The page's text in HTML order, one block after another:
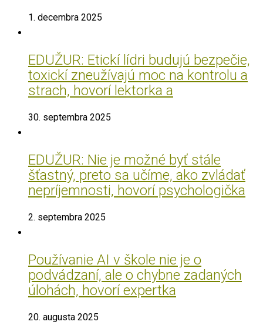
1. decembra 2025
EDUŽUR: Etickí lídri budujú bezpečie,
toxickí zneužívajú moc na kontrolu a
strach, hovorí lektorka a
30. septembra 2025
EDUŽUR: Nie je možné byť stále
šťastný, preto sa učíme, ako zvládať
nepríjemnosti, hovorí psychologička
2. septembra 2025
Používanie AI v škole nie je o
podvádzaní, ale o chybne zadaných
úlohách, hovorí expertka
20. augusta 2025